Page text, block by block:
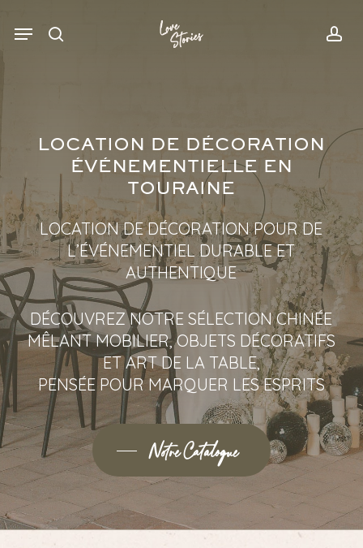
search
Menu
LOCATION DE DÉCORATION
ÉVÉNEMENTIELLE EN
TOURAINE
LOCATION DE DÉCORATION POUR DE
L’ÉVÉNEMENTIEL DURABLE ET
AUTHENTIQUE
DÉCOUVREZ NOTRE SÉLECTION CHINÉE
MÊLANT MOBILIER, OBJETS DÉCORATIFS
ET ART DE LA TABLE,
PENSÉE POUR MARQUER LES ESPRITS
Notre Catalogue